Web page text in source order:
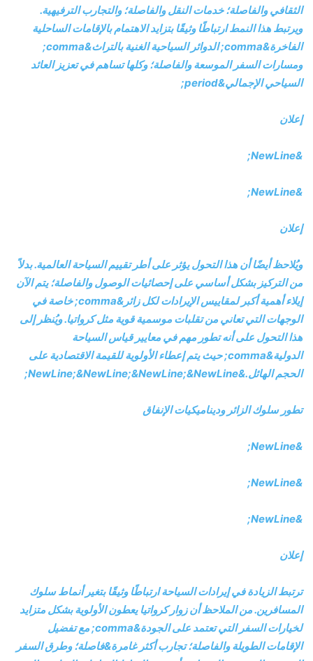
الثقافي والفاصلة؛ خدمات النقل والفاصلة؛ والتجارب الترفيهية.
ويرتبط هذا النمط ارتباطًا وثيقًا بتزايد الاهتمام بالإقامات الساحلية
الفاخرة&comma; الدوائر السياحية الغنية بالتراث&comma;
ومسارات السفر الموسعة والفاصلة؛ وكلها تساهم في تعزيز العائد
السياحي الإجمالي&period;
إعلان
&NewLine;
&NewLine;
إعلان
ويُلاحظ أيضًا أن هذا التحول يؤثر على أطر تقييم السياحة العالمية. بدلاً
من التركيز بشكل أساسي على إحصائيات الوصول والفاصلة؛ يتم الآن
إيلاء أهمية أكبر لمقاييس الإيرادات لكل زائر&comma; خاصة في
الوجهات التي تعاني من تقلبات موسمية قوية مثل كرواتيا. ويُنظر إلى
هذا التحول على أنه تطور مهم في معايير قياس السياحة
الدولية&comma; حيث يتم إعطاء الأولوية للقيمة الاقتصادية على
الحجم الهائل.&NewLine;&NewLine;&NewLine;&NewLine;
تطور سلوك الزائر وديناميكيات الإنفاق
&NewLine;
&NewLine;
&NewLine;
إعلان
ترتبط الزيادة في إيرادات السياحة ارتباطًا وثيقًا بتغير أنماط سلوك
المسافرين. من الملاحظ أن زوار كرواتيا يعطون الأولوية بشكل متزايد
لخيارات السفر التي تعتمد على الجودة&comma; مع تفضيل
الإقامات الطويلة والفاصلة؛ تجارب أكثر غامرة&فاصلة؛ وطرق السفر